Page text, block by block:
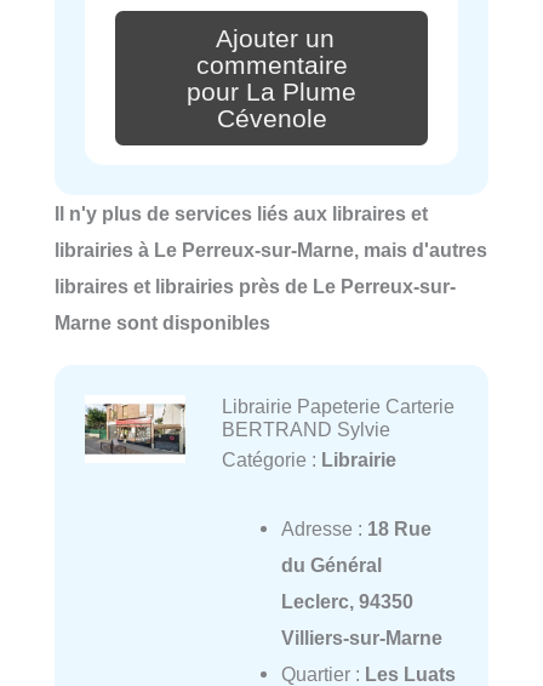
Ajouter un
commentaire
pour La Plume
Cévenole
Il n'y plus de services liés aux libraires et
librairies à Le Perreux-sur-Marne, mais d'autres
libraires et librairies près de Le Perreux-sur-
Marne sont disponibles
Librairie Papeterie Carterie
BERTRAND Sylvie
Catégorie : Librairie
Adresse : 18 Rue
du Général
Leclerc, 94350
Villiers-sur-Marne
Quartier : Les Luats